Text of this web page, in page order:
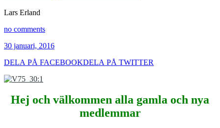
Lars Erland
no comments
30 januari, 2016
DELA PÅ FACEBOOKDELA PÅ TWITTER
Hej och välkommen alla gamla och nya
medlemmar